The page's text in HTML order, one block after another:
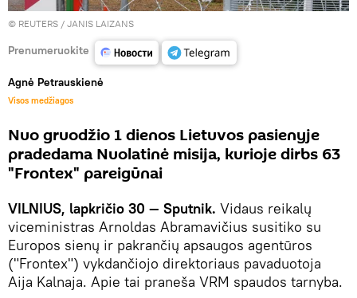
© REUTERS / JANIS LAIZANS
Prenumeruokite
Agnė Petrauskienė
Visos medžiagos
Nuo gruodžio 1 dienos Lietuvos pasienyje
pradedama Nuolatinė misija, kurioje dirbs 63
"Frontex" pareigūnai
VILNIUS, lapkričio 30 — Sputnik. Vidaus reikalų
viceministras Arnoldas Abramavičius susitiko su
Europos sienų ir pakrančių apsaugos agentūros
("Frontex") vykdančiojo direktoriaus pavaduotoja
Aija Kalnaja. Apie tai praneša VRM spaudos tarnyba.